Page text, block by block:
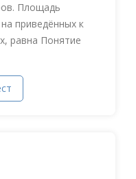
Площадь
приведённых к
равна Понятие